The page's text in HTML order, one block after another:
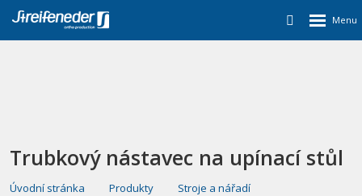
Trubkový nástavec na upínací stůl
76M11/30, 76M11/34
Úvodní stránka Produkty
Stroje a nářadí